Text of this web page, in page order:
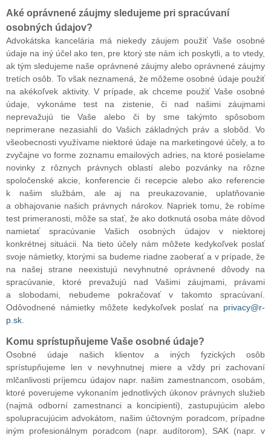
Aké oprávnené záujmy sledujeme pri spracúvaní
osobných údajov?
Advokátska kancelária má niekedy záujem použiť Vaše osobné
údaje na iný účel ako ten, pre ktorý ste nám ich poskytli, a to vtedy,
ak tým sledujeme naše oprávnené záujmy alebo oprávnené záujmy
tretích osôb. To však neznamená, že môžeme osobné údaje použiť
na akékoľvek aktivity. V prípade, ak chceme použiť Vaše osobné
údaje, vykonáme test na zistenie, či nad našimi záujmami
neprevažujú tie Vaše alebo či by sme takýmto spôsobom
neprimerane nezasiahli do Vašich základných práv a slobôd. Vo
všeobecnosti využívame niektoré údaje na marketingové účely, a to
zvyčajne vo forme zoznamu emailových adries, na ktoré posielame
novinky z rôznych právnych oblastí alebo pozvánky na rôzne
spoločenské akcie, konferencie či recepcie alebo ako referencie
k našim službám, ale aj na preukazovanie, uplatňovanie
a obhajovanie našich právnych nárokov. Napriek tomu, že robíme
test primeranosti, môže sa stať, že ako dotknutá osoba máte dôvod
namietať spracúvanie Vašich osobných údajov v niektorej
konkrétnej situácii. Na tieto účely nám môžete kedykoľvek poslať
svoje námietky, ktorými sa budeme riadne zaoberať a v prípade, že
na našej strane neexistujú nevyhnutné oprávnené dôvody na
spracúvanie, ktoré prevažujú nad Vašimi záujmami, právami
a slobodami, nebudeme pokračovať v takomto spracúvaní.
Odôvodnené námietky môžete kedykoľvek poslať na privacy@r-
p.sk
Komu sprístupňujeme Vaše osobné údaje?
Osobné údaje našich klientov a iných fyzických osôb
sprístupňujeme len v nevyhnutnej miere a vždy pri zachovaní
mlčanlivosti príjemcu údajov napr. našim zamestnancom, osobám,
ktoré poverujeme vykonaním jednotlivých úkonov právnych služieb
(najmä odborní zamestnanci a koncipienti), zastupujúcim alebo
spolupracujúcim advokátom, našim účtovným poradcom, prípadne
iným profesionálnym poradcom (napr. audítorom), SAK (napr. v